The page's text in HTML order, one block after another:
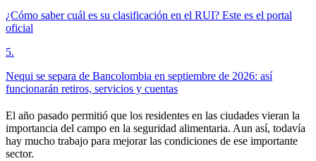
¿Cómo saber cuál es su clasificación en el RUI? Este es el portal
oficial
5.
Nequi se separa de Bancolombia en septiembre de 2026: así
funcionarán retiros, servicios y cuentas
El año pasado permitió que los residentes en las ciudades vieran la
importancia del campo en la seguridad alimentaria. Aun así, todavía
hay mucho trabajo para mejorar las condiciones de ese importante
sector.